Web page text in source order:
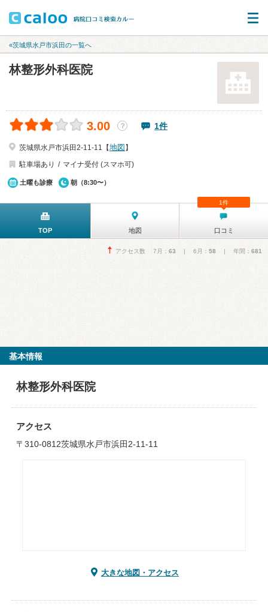
«茨城県水戸市浜田の一覧へ
林整形外科医院
3.00 ？ 1件
茨城県水戸市浜田2-11-11【地図 】
駐車場あり
マイナ受付 (スマホ可)
土曜も診療 朝（8:30〜）
TOP 地図 口コミ
1件
アクセス数 7月： 63 | 6月： 58 | 年間： 681
基本情報
林整形外科医院
アクセス
〒310-0812茨城県水戸市浜田2-11-11
大きな地図・アクセス